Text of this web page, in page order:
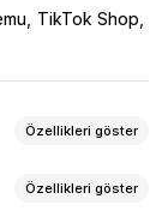
TikTok Shop
Özellikleri göster
Özellikleri göster